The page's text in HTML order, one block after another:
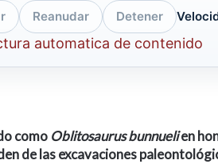
Reanudar Detener
automatica de contenido
como Oblitosaurus bunnuelien
de las excavaciones